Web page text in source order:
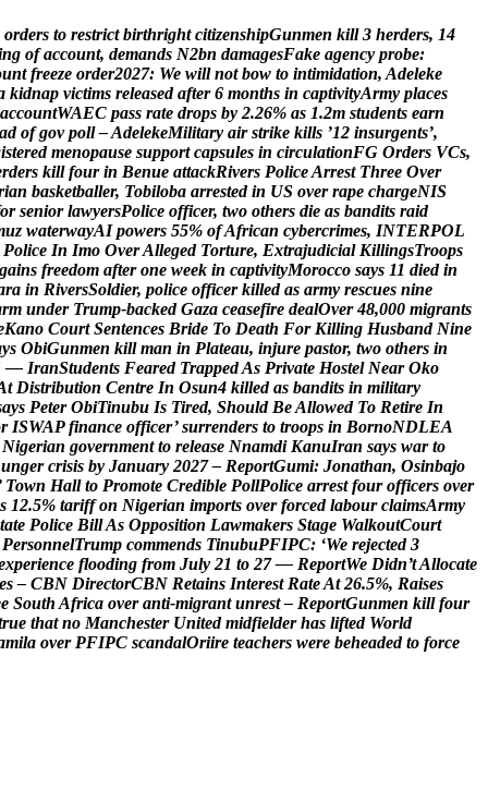
orders to restrict birthright citizenshipGunmen kill 3 herders, 14
ng of account, demands N2bn damagesFake agency probe:
unt freeze order2027: We will not bow to intimidation, Adeleke
kidnap victims released after 6 months in captivityArmy places
accountWAEC pass rate drops by 2.26% as 1.2m students earn
ad of gov poll –AdelekeMilitary air strike kills ’12 insurgents’,
istered menopause support capsules in circulationFG Orders VCs,
rders kill four in Benue attackRivers PoliceArrest Three Over
ian basketballer, Tobiloba arrested in US over rape chargeNIS
or senior lawyersPolice officer, two others die as bandits raid
uz waterwayAI powers 55% ofAfrican cybercrimes, INTERPOL
Police In Imo OverAlleged Torture, Extrajudicial KillingsTroops
gains freedom after one week in captivityMorocco says 11 died in
ra in RiversSoldier, police officer killed as army rescues nine
rm under Trump-backed Gaza ceasefire dealOver 48,000 migrants
Kano Court Sentences Bride To Death For Killing Husband Nine
ys ObiGunmen kill man in Plateau, injure pastor, two others in
— IranStudents Feared TrappedAs Private Hostel Near Oko
t Distribution Centre In Osun4 killed as bandits in military
ays Peter ObiTinubu Is Tired, Should BeAllowed To Retire In
r ISWAP finance officer’ surrenders to troops in BornoNDLEA
Nigerian government to release Nnamdi KanuIran says war to
unger crisis by January 2027 – ReportGumi: Jonathan, Osinbajo
Town Hall to Promote Credible PollPolice arrest four officers over
s 12.5% tariff on Nigerian imports over forced labour claimsArmy
tate Police BillAs Opposition Lawmakers Stage WalkoutCourt
PersonnelTrump commends TinubuPFIPC: ‘We rejected 3
xperience flooding from July 21 to 27 — ReportWe Didn’tAllocate
es – CBN DirectorCBN Retains Interest RateAt 26.5%, Raises
e South Africa over anti-migrant unrest – ReportGunmen kill four
rue that no Manchester United midfielder has lifted World
mila over PFIPC scandalOriire teachers were beheaded to force